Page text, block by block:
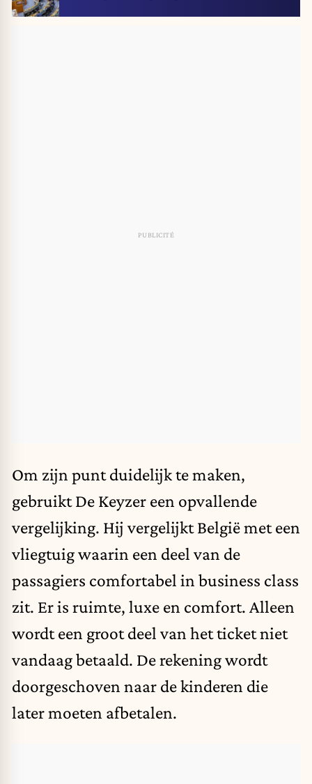
Om zijn punt duidelijk te maken,
gebruikt De Keyzer een opvallende
vergelijking. Hij vergelijkt België met een
vliegtuig waarin een deel van de
passagiers comfortabel in business class
zit. Er is ruimte, luxe en comfort. Alleen
wordt een groot deel van het ticket niet
vandaag betaald. De rekening wordt
doorgeschoven naar de kinderen die
later moeten afbetalen.